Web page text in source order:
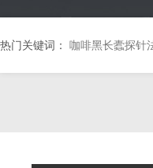
热门关键词： 咖啡黑长蠹探针